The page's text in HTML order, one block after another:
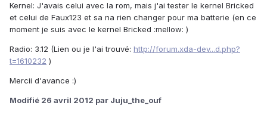
Kernel: J'avais celui avec la rom, mais j'ai tester le kernel Bricked
et celui de Faux123 et sa na rien changer pour ma batterie (en ce
moment je suis avec le kernel Bricked :mellow: )
Radio: 3.12 (Lien ou je l'ai trouvé: http://forum.xda-dev...d.php?
t=1610232 )
Mercii d'avance :)
Modifié 26 avril 2012 par Juju_the_ouf